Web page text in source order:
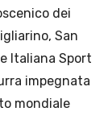
dei
San
Italiana Sport
impegnata
mondiale